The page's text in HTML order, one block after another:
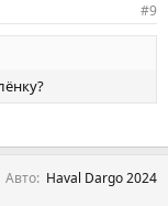
#9
Авто Haval Dargo 2024